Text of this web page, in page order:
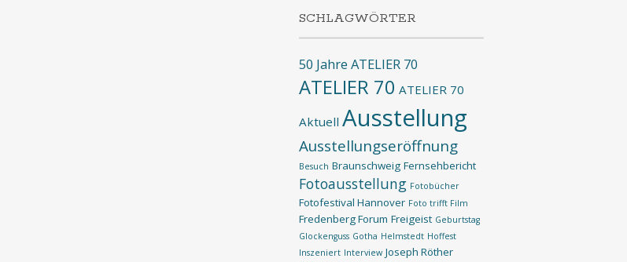
SCHLAGWÖRTER
50 Jahre ATELIER 70
ATELIER 70 ATELIER 70
Aktuell Ausstellung
Ausstellungseröffnung
Besuch Braunschweig Fernsehbericht
Fotoausstellung Fotobücher
Fotofestival Hannover Foto trifft Film
Fredenberg Forum Freigeist Geburtstag
Glockenguss Gotha Helmstedt Hoffest
Inszeniert Interview Joseph Röther